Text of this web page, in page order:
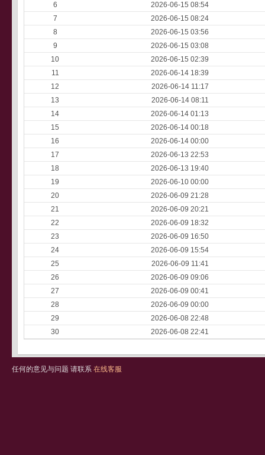
6
2026-06-15 08:54
7
2026-06-15 08:24
8
2026-06-15 03:56
9
2026-06-15 03:08
10
2026-06-15 02:39
11
2026-06-14 18:39
12
2026-06-14 11:17
13
2026-06-14 08:11
14
2026-06-14 01:13
15
2026-06-14 00:18
16
2026-06-14 00:00
17
2026-06-13 22:53
18
2026-06-13 19:40
19
2026-06-10 00:00
20
2026-06-09 21:28
21
2026-06-09 20:21
22
2026-06-09 18:32
23
2026-06-09 16:50
24
2026-06-09 15:54
25
2026-06-09 11:41
26
2026-06-09 09:06
27
2026-06-09 00:41
28
2026-06-09 00:00
29
2026-06-08 22:48
30
2026-06-08 22:41
任何的意见与问题 请联系 在线客服